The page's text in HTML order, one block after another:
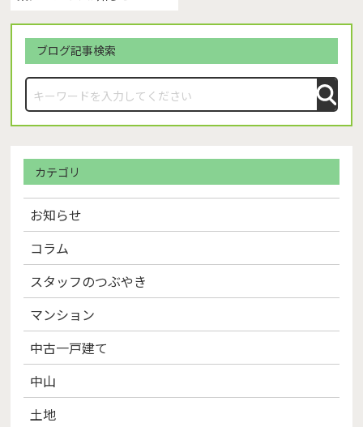
ブログ記事検索
カテゴリ
お知らせ
コラム
スタッフのつぶやき
マンション
中古一戸建て
中山
土地